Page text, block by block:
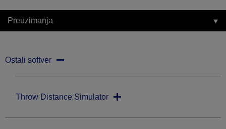
Preuzimanja
Ostali softver
Throw Distance Simulator